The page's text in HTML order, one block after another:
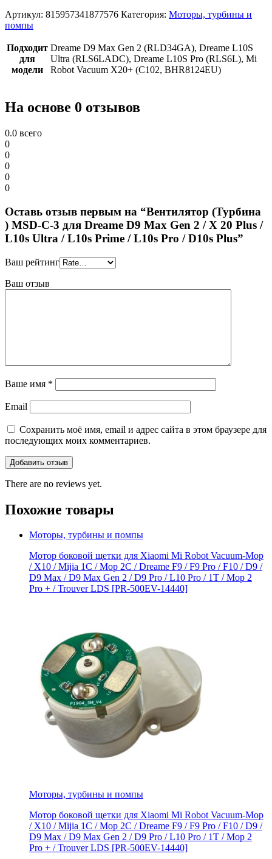
Артикул: 815957341877576 Категория: Моторы, турбины и
помпы
Подходит
для
модели
Dreame D9 Max Gen 2 (RLD34GA), Dreame L10S
Ultra (RLS6LADC), Drеаmе L10S Рrо (RLS6L), Mi
Robot Vacuum X20+ (C102, BHR8124EU)
На основе 0 отзывов
0.0 всего
0
0
0
0
0
Оставь отзыв первым на “Вентилятор (Турбина
) MSD-C-3 для Dreame D9 Мах Gen 2 / X 20 Plus /
L10s Ultra / L10s Prime / L10s Pro / D10s Plus”
Ваш рейтинг
Ваш отзыв
Ваше имя *
Email
Сохранить моё имя, email и адрес сайта в этом браузере для
последующих моих комментариев.
There are no reviews yet.
Похожие товары
Моторы, турбины и помпы
Мотор боковой щетки для Xiaomi Mi Robot Vacuum-Mop
/ X10 / Mijia 1C / Mop 2C / Dreame F9 / F9 Pro / F10 / D9 /
D9 Max / D9 Мах Gen 2 / D9 Pro / L10 Pro / 1T / Mop 2
Pro + / Trouver LDS [PR-500EV-14440]
Моторы, турбины и помпы
Мотор боковой щетки для Xiaomi Mi Robot Vacuum-Mop
/ X10 / Mijia 1C / Mop 2C / Dreame F9 / F9 Pro / F10 / D9 /
D9 Max / D9 Мах Gen 2 / D9 Pro / L10 Pro / 1T / Mop 2
Pro + / Trouver LDS [PR-500EV-14440]